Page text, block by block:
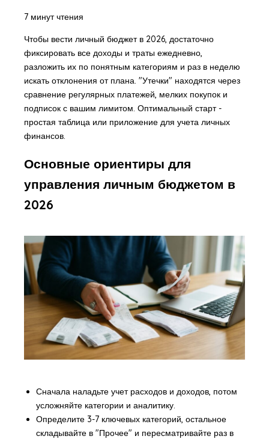
7 минут чтения
Чтобы вести личный бюджет в 2026, достаточно
фиксировать все доходы и траты ежедневно,
разложить их по понятным категориям и раз в неделю
искать отклонения от плана. "Утечки" находятся через
сравнение регулярных платежей, мелких покупок и
подписок с вашим лимитом. Оптимальный старт -
простая таблица или приложение для учета личных
финансов.
Основные ориентиры для
управления личным бюджетом в
2026
Сначала наладьте учет расходов и доходов, потом
усложняйте категории и аналитику.
Определите 3-7 ключевых категорий, остальное
складывайте в "Прочее" и пересматривайте раз в